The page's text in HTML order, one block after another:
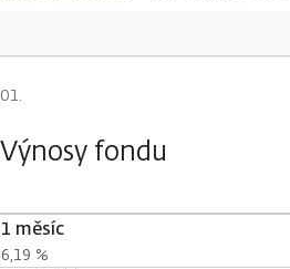
Výnosy fondu
1 měsíc
6,19 %